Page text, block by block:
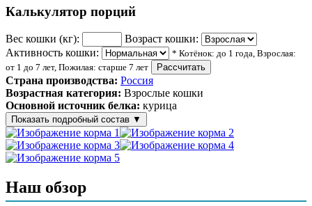
Калькулятор порций
Вес кошки (кг):
Возраст кошки:
Активность кошки:
* Котёнок: до 1 года, Взрослая:
от 1 до 7 лет, Пожилая: старше 7 лет
Рассчитать
Страна производства: Россия
Возрастная категория: Взрослые кошки
Основной источник белка: курица
Показать подробный состав ▼
Состав корма
4%, рыба, злаки, витамины и минеральные вещества, Омега-3
и Омега-6 жирные кислоты, таурин
Наш обзор